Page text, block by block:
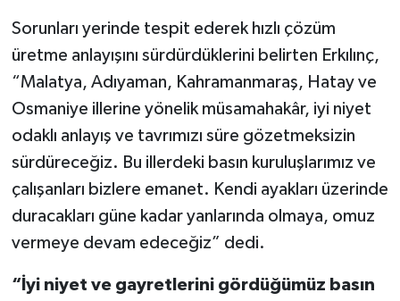
Sorunları yerinde tespit ederek hızlı çözüm
üretme anlayışını sürdürdüklerini belirten Erkılınç,
“Malatya, Adıyaman, Kahramanmaraş, Hatay ve
Osmaniye illerine yönelik müsamahakâr, iyi niyet
odaklı anlayış ve tavrımızı süre gözetmeksizin
sürdüreceğiz. Bu illerdeki basın kuruluşlarımız ve
çalışanları bizlere emanet. Kendi ayakları üzerinde
duracakları güne kadar yanlarında olmaya, omuz
vermeye devam edeceğiz” dedi.
“İyi niyet ve gayretlerini gördüğümüz basın